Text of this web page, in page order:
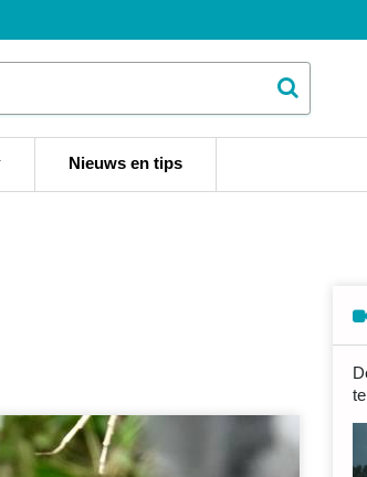
Nieuws en tips